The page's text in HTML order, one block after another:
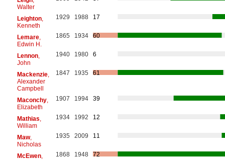
Walter
Leighton,
Kenneth
1929 1988 17
Lemare,
Edwin H.
1865 1934 60
Lennon,
John
1940 1980 6
Mackenzie,
Alexander
Campbell
1847 1935 61
Maconchy,
Elizabeth
1907 1994 39
Mathias
William
1934 1992 12
Maw,
Nicholas
1935 2009 11
McEwen,
1868 1948 72